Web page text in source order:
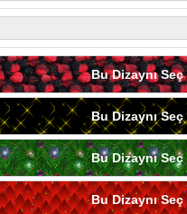
Bu Dizaynı Seç
Bu Dizaynı Seç
Bu Dizaynı Seç
Bu Dizaynı Seç